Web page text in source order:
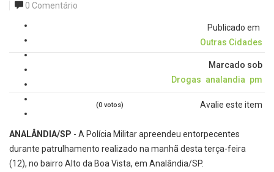
0 Comentário
Publicado em
Outras Cidades
Marcado sob
Drogas analandia pm
Avalie este item
(0 votos)
ANALÂNDIA/SP - A Polícia Militar apreendeu entorpecentes
durante patrulhamento realizado na manhã desta terça-feira
(12), no bairro Alto da Boa Vista, em Analândia/SP.